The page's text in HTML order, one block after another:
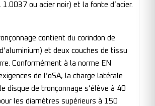
ou acier noir) et la fonte d’acier.
contient du corindon de
et deux couches de tissu
Conformément à la norme EN
de l’oSA, la charge latérale
disque de tronçonnage s’élève à 40
les diamètres supérieurs à 150